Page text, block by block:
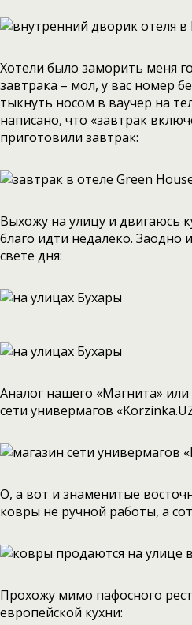
Хотели было заморить меня
завтрака – мол, у вас номер
тыкнуть носом в ваучер на
написано, что «завтрак
приготовили завтрак:
Выхожу на улицу и двигаюсь
благо идти недалеко. Заодно
свете дня:
Аналог нашего «Магнита»
сети универмагов
О, а вот и знаменитые
ковры не ручной работы, а
Прохожу мимо пафосного
европейской кухни: